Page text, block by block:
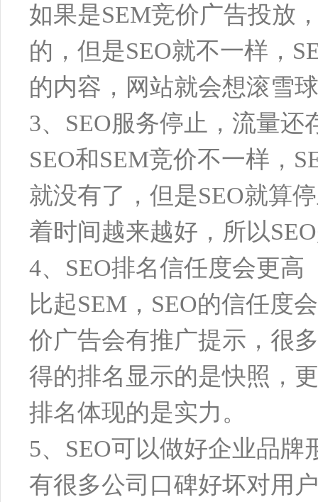
如果是SEM竞价广告投放
的，但是SEO就不一样，
的内容，网站就会想滚雪
3、SEO服务停止，流量还
SEO和SEM竞价不一样，
就没有了，但是SEO就算
着时间越来越好，所以
4、SEO排名信任度会更高
比起SEM，SEO的信任度
价广告会有推广提示，很
得的排名显示的是快照，
排名体现的是实力。
5、SEO可以做好企业品牌
有很多公司口碑好坏对用